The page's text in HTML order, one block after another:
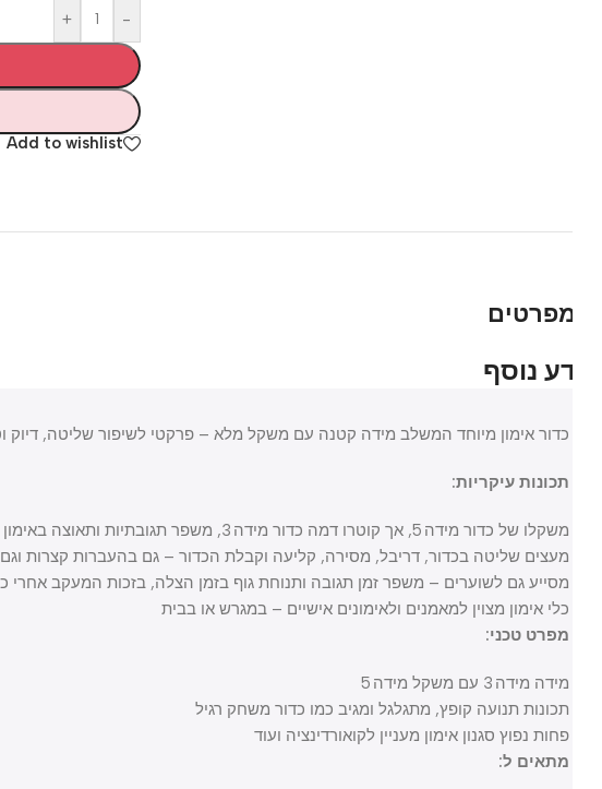
בית
ומרפסת
ותחזוקה
+
Add to wishlist
נוסף
כדור אימון מיוחד המשלב מידה קטנה עם משקל מלא – פרקטי לשיפור שליטה, דיוק
תכונות עיקריות:
משקלו של כדור מידה 5, אך קוטרו דמה כדור מידה 3, משפר תגובתיות ותאוצה באימון
מעצים שליטה בכדור, דריבל, מסירה, קליעה וקבלת הכדור – גם בהעברות קצרות וגם
מסייע גם לשוערים – משפר זמן תגובה ותנוחת גוף בזמן הצלה, בזכות המעקב אחרי כדור
כלי אימון מצוין למאמנים ולאימונים אישיים – במגרש או בבית
מפרט טכני:
מידה מידה 3 עם משקל מידה 5
תכונות תנועה קופץ, מתגלגל ומגיב כמו כדור משחק רגיל
פחות נפוץ סגנון אימון מעניין לקואורדינציה ועוד
מתאים ל: